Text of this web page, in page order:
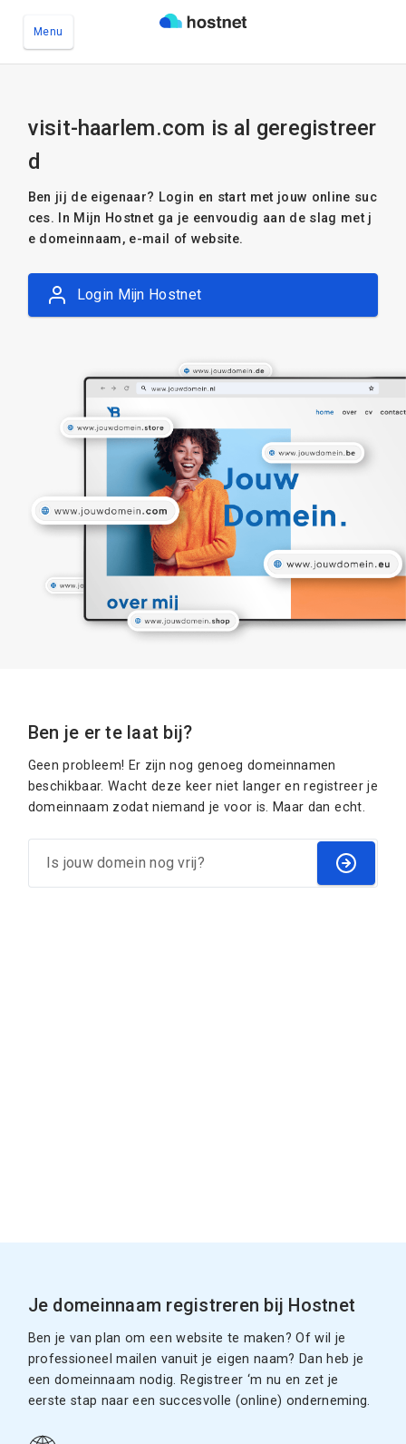
Menu
visit-haarlem.com is al geregistreer
d
Ben jij de eigenaar? Login en start met jouw online suc
ces. In Mijn Hostnet ga je eenvoudig aan de slag met j
e domeinnaam, e-mail of website.
Login Mijn Hostnet
Ben je er te laat bij?
Geen probleem! Er zijn nog genoeg domeinnamen
beschikbaar. Wacht deze keer niet langer en registreer je
domeinnaam zodat niemand je voor is. Maar dan echt.
Je domeinnaam registreren bij Hostnet
Ben je van plan om een website te maken? Of wil je
professioneel mailen vanuit je eigen naam? Dan heb je
een domeinnaam nodig. Registreer ‘m nu en zet je
eerste stap naar een succesvolle (online) onderneming.